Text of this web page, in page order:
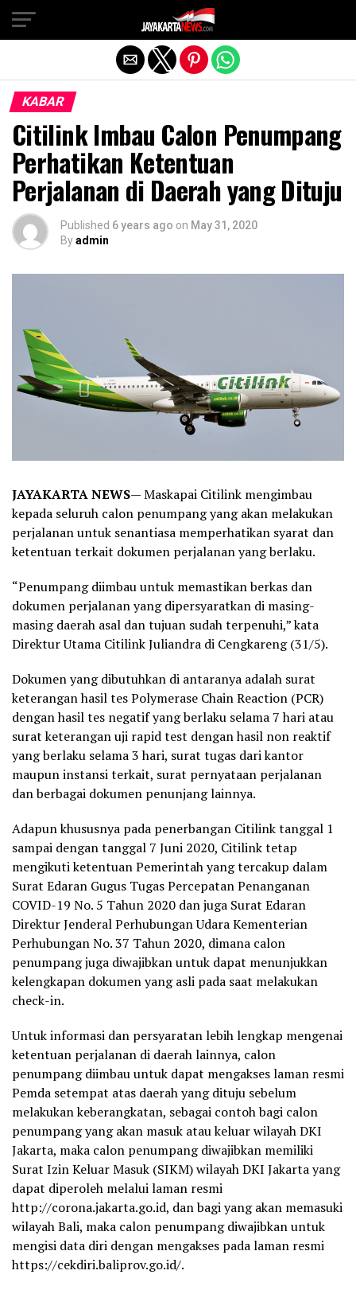
KABAR
Citilink Imbau Calon Penumpang
Perhatikan Ketentuan
Perjalanan di Daerah yang Dituju
Published 6 years ago on May 31, 2020
Byadmin
JAYAKARTA NEWS— Maskapai Citilink mengimbau
kepada seluruh calon penumpang yang akan melakukan
perjalanan untuk senantiasa memperhatikan syarat dan
ketentuan terkait dokumen perjalanan yang berlaku.
“Penumpang diimbau untuk memastikan berkas dan
dokumen perjalanan yang dipersyaratkan di masing-
masing daerah asal dan tujuan sudah terpenuhi,” kata
Direktur Utama Citilink Juliandra di Cengkareng (31/5).
Dokumen yang dibutuhkan di antaranya adalah surat
keterangan hasil tes Polymerase Chain Reaction (PCR)
dengan hasil tes negatif yang berlaku selama 7 hari atau
surat keterangan uji rapid test dengan hasil non reaktif
yang berlaku selama 3 hari, surat tugas dari kantor
maupun instansi terkait, surat pernyataan perjalanan
dan berbagai dokumen penunjang lainnya.
Adapun khususnya pada penerbangan Citilink tanggal 1
sampai dengan tanggal 7 Juni 2020, Citilink tetap
mengikuti ketentuan Pemerintah yang tercakup dalam
Surat Edaran Gugus Tugas Percepatan Penanganan
COVID-19 No. 5 Tahun 2020 dan juga Surat Edaran
Direktur Jenderal Perhubungan Udara Kementerian
Perhubungan No. 37 Tahun 2020, dimana calon
penumpang juga diwajibkan untuk dapat menunjukkan
kelengkapan dokumen yang asli pada saat melakukan
check-in.
Untuk informasi dan persyaratan lebih lengkap mengenai
ketentuan perjalanan di daerah lainnya, calon
penumpang diimbau untuk dapat mengakses laman resmi
Pemda setempat atas daerah yang dituju sebelum
melakukan keberangkatan, sebagai contoh bagi calon
penumpang yang akan masuk atau keluar wilayah DKI
Jakarta, maka calon penumpang diwajibkan memiliki
Surat Izin Keluar Masuk (SIKM) wilayah DKI Jakarta yang
dapat diperoleh melalui laman resmi
http://corona.jakarta.go.id, dan bagi yang akan memasuki
wilayah Bali, maka calon penumpang diwajibkan untuk
mengisi data diri dengan mengakses pada laman resmi
https://cekdiri.baliprov.go.id/.
Exit mobile version